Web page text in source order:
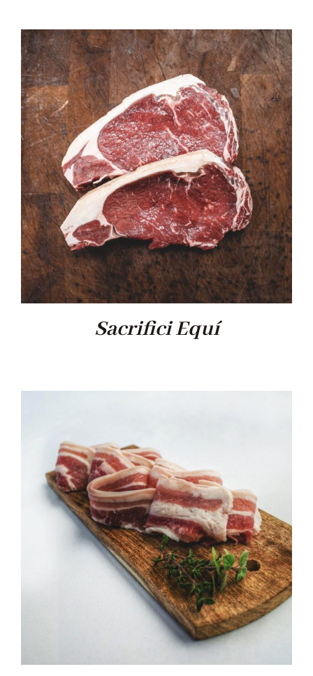
Sacrifici Equí